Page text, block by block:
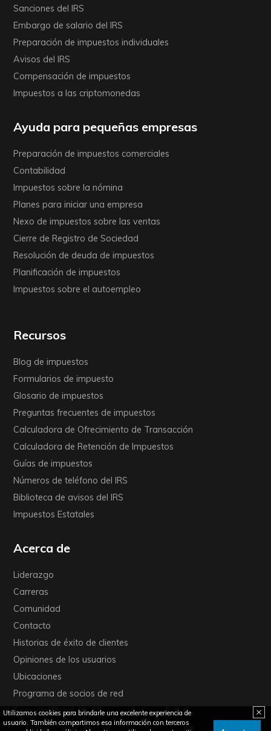
Sanciones del IRS
Embargo de salario del IRS
Preparación de impuestos individuales
Avisos del IRS
Compensación de impuestos
Impuestos a las criptomonedas
Ayuda para pequeñas empresas
Preparación de impuestos comerciales
Contabilidad
Impuestos sobre la nómina
Planes para iniciar una empresa
Nexo de impuestos sobre las ventas
Cierre de Registro de Sociedad
Resolución de deuda de impuestos
Planificación de impuestos
Impuestos sobre el autoempleo
Recursos
Blog de impuestos
Formularios de impuesto
Glosario de impuestos
Preguntas frecuentes de impuestos
Calculadora de Ofrecimiento de Transacción
Calculadora de Retención de Impuestos
Guías de impuestos
Números de teléfono del IRS
Biblioteca de avisos del IRS
Impuestos Estatales
Acerca de
Liderazgo
Carreras
Comunidad
Contacto
Historias de éxito de clientes
Opiniones de los usuarios
Ubicaciones
Programa de socios de red
Consulta Fiscal
Utilizamos cookies para brindarle una excelente experiencia de
usuario. También compartimos esa información con terceros